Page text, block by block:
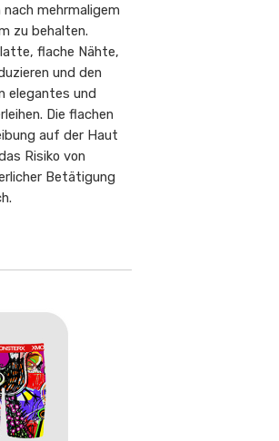
mehrmaligem
zu behalten.
flache Nähte,
und den
elegantes und
Die flachen
auf der Haut
Risiko von
Betätigung